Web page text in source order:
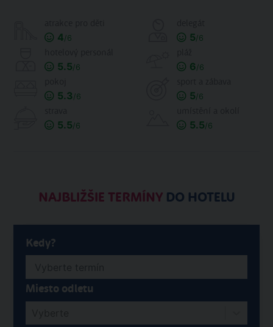
4/6 5/6
5.5/6 6/6
5.3/6 5/6
5.5/6 5.5/6
NAJBLIŽŠIE TERMÍNYDO HOTELU
Kedy?
Miesto odletu